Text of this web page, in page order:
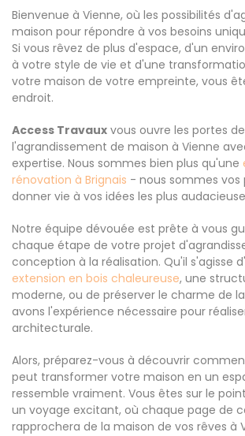
Bienvenue à Vienne, où les possibilités
maison pour répondre à vos besoins
Si vous rêvez de plus d'espace, d'un
à votre style de vie et d'une
votre maison de votre empreinte, vous
endroit.
Access Travaux vous ouvre les portes de
l'agrandissement de maison à Vienne
expertise. Nous sommes bien plus qu'une
rénovation à Brignais - nous sommes vos
donner vie à vos idées les plus
Notre équipe dévouée est prête à vous
chaque étape de votre projet
conception à la réalisation. Qu'il s'agisse
extension en bois chaleureuse, une
moderne, ou de préserver le charme de
avons l'expérience nécessaire pour
architecturale.
Alors, préparez-vous à découvrir
peut transformer votre maison en un
ressemble vraiment. Vous êtes sur le
un voyage excitant, où chaque page de
rapprochera de la maison de vos rêves à